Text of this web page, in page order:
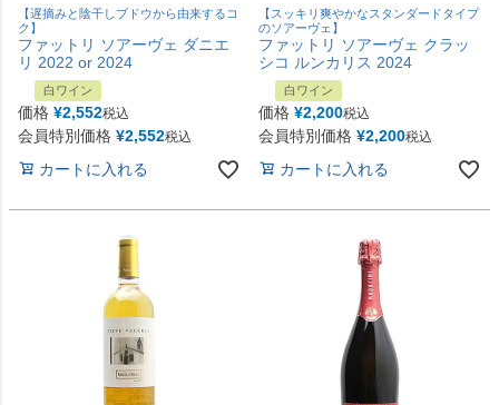
【遅摘みと陰干しブドウから由来するコ
ク】
ファットリ ソアーヴェ ダニエ
リ 2022 or 2024
白ワイン
価格 ¥2,552税込
会員特別価格 ¥2,552税込
カートに入れる
【スッキリ爽やかなスタンダードタイプ
のソアーヴェ】
ファットリ ソアーヴェ クラッ
シコ ルンカリス 2024
白ワイン
価格 ¥2,200税込
会員特別価格 ¥2,200税込
カートに入れる